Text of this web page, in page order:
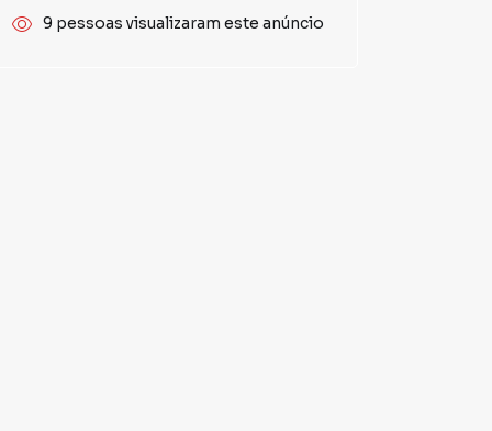
9 pessoas visualizaram este anúncio